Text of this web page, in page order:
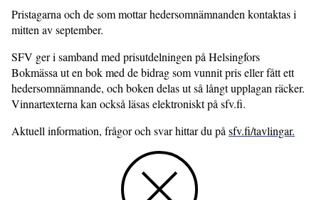
Pristagarna och de som mottar hedersomnämnanden kontaktas i
mitten av september.
SFV ger i sam­band med prisutdelningen på Helsingfors
Bokmässa ut en bok med de bidrag som vunnit pris eller fått ett
heders­omnämnande, och boken delas ut så långt upplagan räcker.
Vinnartexterna kan också läsas elektroniskt på sfv.fi.
Aktuell information, frågor och svar hittar du på sfv.fi/tavlingar.